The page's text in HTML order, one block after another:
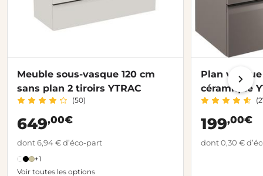
Meuble sous-vasque 120 cm
sans plan 2 tiroirs YTRAC
(50)
649,00€
dont 6,94 € d’éco-part
+1
Voir toutes les options
Plan
céramique
199,00€
dont 0,30 €